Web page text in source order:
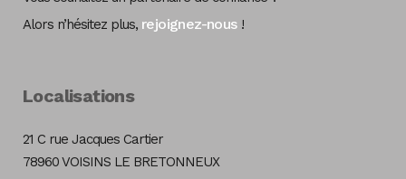
Alors n’hésitez plus, rejoignez-nous!
Localisations
21 C rue Jacques Cartier
78960 VOISINS LE BRETONNEUX